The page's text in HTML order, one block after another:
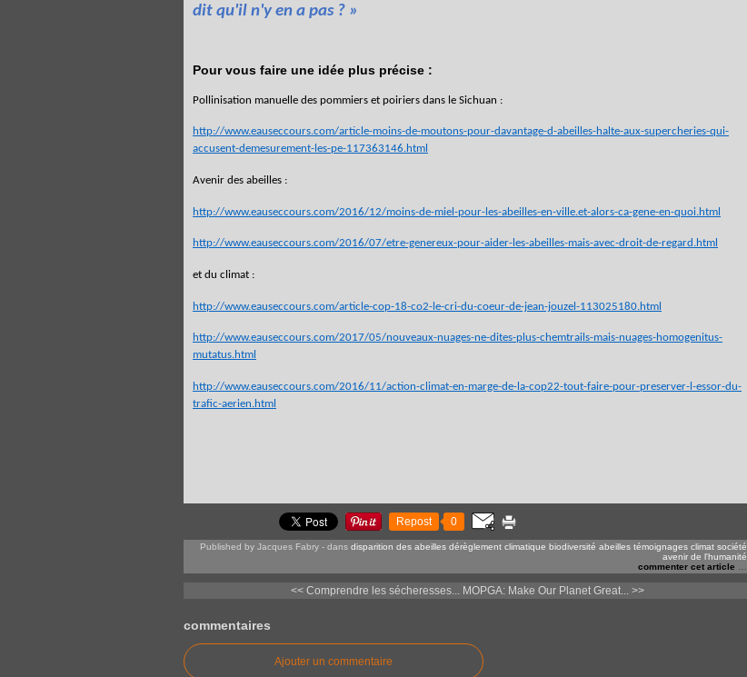
dit qu'il n'y en a pas ? »
Pour vous faire une idée plus précise :
Pollinisation manuelle des pommiers et poiriers dans le Sichuan :
http://www.eauseccours.com/article-moins-de-moutons-pour-davantage-d-abeilles-halte-aux-supercheries-qui-
accusent-demesurement-les-pe-117363146.html
Avenir des abeilles :
http://www.eauseccours.com/2016/12/moins-de-miel-pour-les-abeilles-en-ville.et-alors-ca-gene-en-quoi.html
http://www.eauseccours.com/2016/07/etre-genereux-pour-aider-les-abeilles-mais-avec-droit-de-regard.html
et du climat :
http://www.eauseccours.com/article-cop-18-co2-le-cri-du-coeur-de-jean-jouzel-113025180.html
http://www.eauseccours.com/2017/05/nouveaux-nuages-ne-dites-plus-chemtrails-mais-nuages-homogenitus-
mutatus.html
http://www.eauseccours.com/2016/11/action-climat-en-marge-de-la-cop22-tout-faire-pour-preserver-l-essor-du-
trafic-aerien.html
Repost 0
Published by Jacques Fabry - dans disparition des abeilles dérèglement climatique biodiversité abeilles témoignages climat société
avenir de l'humanité
commenter cet article
<< Comprendre les sécheresses... MOPGA: Make Our Planet Great... >>
commentaires
Ajouter un commentaire